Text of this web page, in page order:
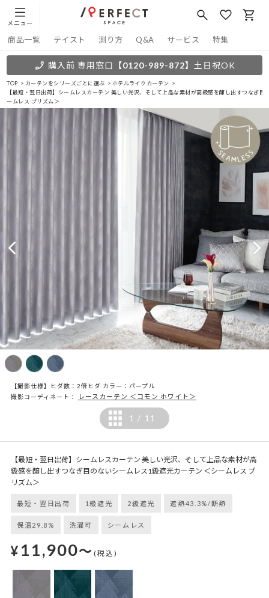
メニュー
商品一覧 テイスト 測り方 Q&A サービス 特集
購入前 専用窓口 【0120-989-872】 土日祝OK
TOP カーテンをシリーズごとに選ぶ
ホテルライクカーテン
【最短・翌日出荷】シームレスカーテン 美しい光沢、そして上品な素材が高級感を醸し出すつなぎ
ームレス プリズム＞
【撮影仕様】ヒダ数：2倍ヒダ カラー：パープル
撮影コーディネート：
レースカーテン ＜コモン ホワイト＞
1 / 11
【最短・翌日出荷】シームレスカーテン 美しい光沢、そして上品な素材が高
級感を醸し出すつなぎ目のないシームレス1級遮光カーテン ＜シームレス プ
リズム＞
最短・翌日出荷 1級遮光 2級遮光 遮熱43.3%/断熱
保温29.8% 洗濯可 シームレス
¥11,900～ (税込)